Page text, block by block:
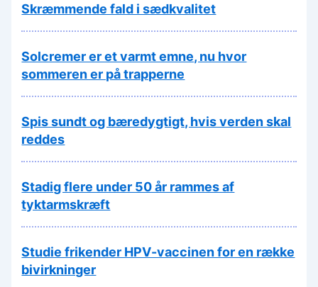
Skræmmende fald i sædkvalitet
Solcremer er et varmt emne, nu hvor
sommeren er på trapperne
Spis sundt og bæredygtigt, hvis verden skal
reddes
Stadig flere under 50 år rammes af
tyktarmskræft
Studie frikender HPV-vaccinen for en række
bivirkninger